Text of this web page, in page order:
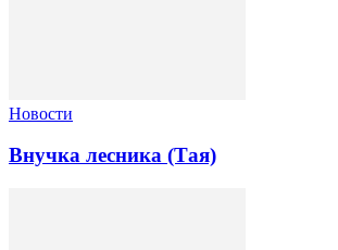
Новости
Внучка лесника (Тая)